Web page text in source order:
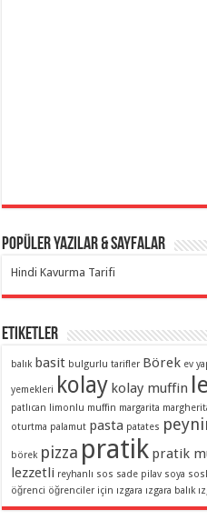
Popüler Yazılar & Sayfalar
Hindi Kavurma Tarifi
Etiketler
balık basit bulgurlu tarifler Börek ev
yemekleri kolay kolay muffin
patlıcan limonlu muffin margarita
oturtma palamut pasta patates
börek pizza pratik pratik
lezzetli reyhanlı sos sade pilav soya
öğrenci öğrenciler için ızgara ızgara balık